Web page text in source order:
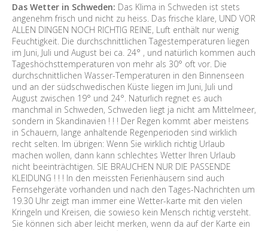
Das Wetter in Schweden: Das Klima in Schweden ist stets
angenehm frisch und nicht zu heiss. Das frische klare, UND VOR
ALLEN DINGEN NOCH RICHTIG REINE, Luft enthält nur wenig
Feuchtigkeit. Die durchschnittlichen Tagestemperaturen liegen
im Juni, Juli und August bei ca. 24° , und natürlich kommen auch
Tageshöchsttemperaturen von mehr als 30° oft vor. Die
durchschnittlichen Wasser-Temperaturen in den Binnenseen
und an der südschwedischen Küste liegen im Juni, Juli und
August zwischen 19° und 24°. Naturlich regnet es auch
manchmal in Schweden, Schweden liegt ja nicht am Mittelmeer,
sondern in Skandinavien ! ! ! Der Regen kommt aber meistens
in Schauern, lange anhaltende Regenperioden sind wirklich
recht selten. Im übrigen: Wenn Sie wirklich richtig Urlaub
machen wollen, dann kann schlechtes Wetter Ihren Urlaub
nicht beeinträchtigen. SIE BRAUCHEN NUR DIE PASSENDE
KLEIDUNG ! ! ! In den meissten Ferienhäusern sind auch
Fernsehgeräte vorhanden und nach den Tages-Nachrichten um
19.30 Uhr zeigt man immer eine Wetter-karte mit den vielen
Kringeln und Kreisen, die sowieso kein Mensch richtig versteht.
Sie können sich aber leicht merken, wenn da auf der Karte ein